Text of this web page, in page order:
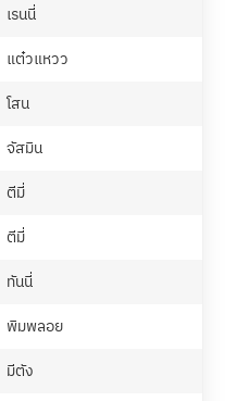
เรนนี่
แต๋วแหวว
โสน
จัสมิน
ตีมี่
ตีมี่
ทันนี่
พิมพลอย
มีตัง